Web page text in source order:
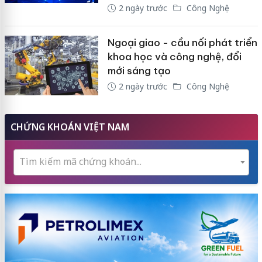
2 ngày trước Công Nghệ
Ngoại giao - cầu nối phát triển
khoa học và công nghệ, đổi
mới sáng tạo
2 ngày trước Công Nghệ
CHỨNG KHOÁN VIỆT NAM
Tìm kiếm mã chứng khoán...